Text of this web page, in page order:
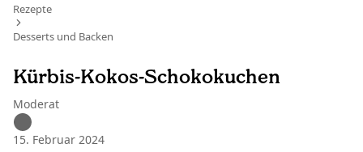
Rezepte
Desserts und Backen
Kürbis-Kokos-Schokokuchen
Moderat
15. Februar 2024